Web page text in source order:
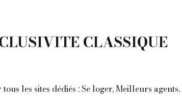
CLASSIQUE
les sites dédiés : Se loger, Meilleurs